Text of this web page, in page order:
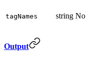
tagNames string No
Output